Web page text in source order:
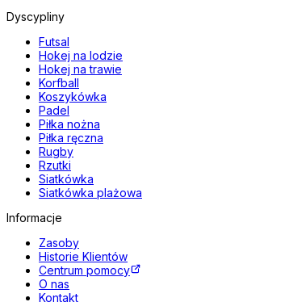
Dyscypliny
Futsal
Hokej na lodzie
Hokej na trawie
Korfball
Koszykówka
Padel
Piłka nożna
Piłka ręczna
Rugby
Rzutki
Siatkówka
Siatkówka plażowa
Informacje
Zasoby
Historie Klientów
Centrum pomocy
O nas
Kontakt